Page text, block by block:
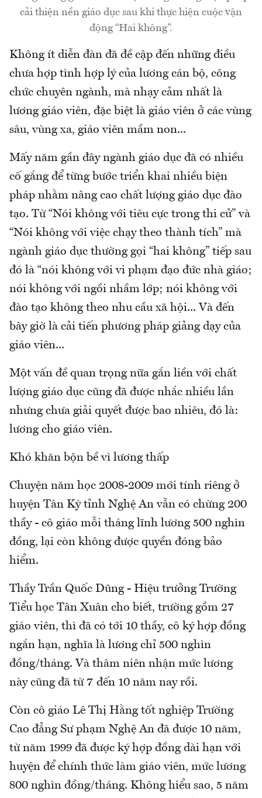
cải thiện nền giáo dục sau khi thực hiện cuộc vận
động “Hai không”.
Không ít diễn đàn đã đề cập đến những điều
chưa hợp tình hợp lý của lương cán bộ, công
chức chuyên ngành, mà nhạy cảm nhất là
lương giáo viên, đặc biệt là giáo viên ở các vùng
sâu, vùng xa, giáo viên mầm non...
Mấy năm gần đây ngành giáo dục đã có nhiều
cố gắng để từng bước triển khai nhiều biện
pháp nhằm nâng cao chất lượng giáo dục đào
tạo. Từ “Nói không với tiêu cực trong thi cử” và
“Nói không với việc chạy theo thành tích” mà
ngành giáo dục thường gọi “hai không” tiếp sau
đó là “nói không với vi phạm đạo đức nhà giáo;
nói không với ngồi nhầm lớp; nói không với
đào tạo không theo nhu cầu xã hội... Và đến
bây giờ là cải tiến phương pháp giảng dạy của
giáo viên...
Một vấn đề quan trọng nữa gắn liền với chất
lượng giáo dục cũng đã được nhắc nhiều lần
nhưng chưa giải quyết được bao nhiêu, đó là:
lương cho giáo viên.
Khó khăn bộn bề vì lương thấp
Chuyện năm học 2008-2009 mới tính riêng ở
huyện Tân Kỳ tỉnh Nghệ An vẫn có chừng 200
thầy - cô giáo mỗi tháng lĩnh lương 500 nghìn
đồng, lại còn không được quyền đóng bảo
hiểm.
Thầy Trần Quốc Dũng - Hiệu trưởng Trường
Tiểu học Tân Xuân cho biết, trường gồm 27
giáo viên, thì đã có tới 10 thầy, cô ký hợp đồng
ngắn hạn, nghĩa là lương chỉ 500 nghìn
đồng/tháng. Và thâm niên nhận mức lương
này cũng đã từ 7 đến 10 năm nay rồi.
Còn cô giáo Lê Thị Hằng tốt nghiệp Trường
Cao đẳng Sư phạm Nghệ An đã được 10 năm,
từ năm 1999 đã được ký hợp đồng dài hạn với
huyện để chính thức làm giáo viên, mức lương
800 nghìn đồng/tháng. Không hiểu sao, 5 năm